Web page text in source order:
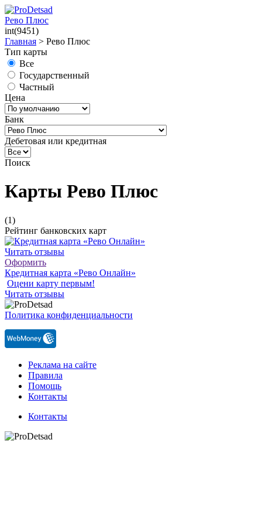
Рево Плюс
int(9451)
Главная > Рево Плюс
Тип карты
Все
Государственный
Частный
Цена
Банк
Дебетовая или кредитная
Поиск
Карты Рево Плюс
(1)
Рейтинг банковских карт
Читать отзывы
Оформить
Кредитная карта «Рево Онлайн»
Оцени карту первым!
Читать отзывы
Политика конфиденциальности
Реклама на сайте
Правила
Помощь
Контакты
Контакты